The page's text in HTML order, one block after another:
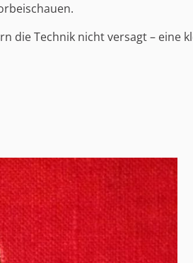
die Technik nicht versagt – eine